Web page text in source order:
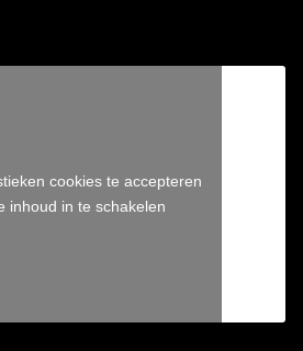
cookies te accepteren
inhoud in te schakelen